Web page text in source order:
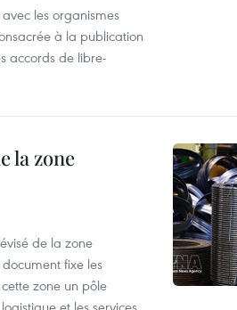
les organismes
à la publication
accords de libre-
la zone
de la zone
fixe les
zone un pôle
et les services,